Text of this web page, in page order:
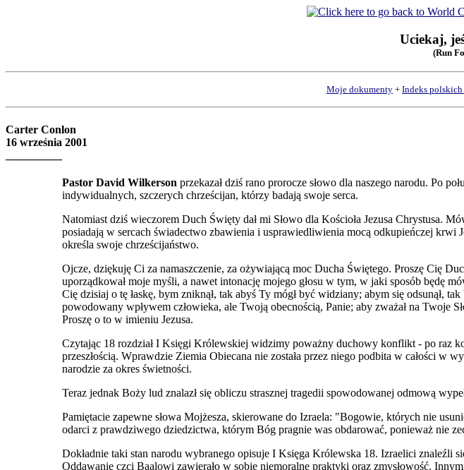
Uciekaj,
(Run
Moje dokumenty + Indeks polskich
Carter Conlon
16 września 2001
Pastor David Wilkerson przekazał dziś rano prorocze słowo dla naszego narodu. Po
indywidualnych, szczerych chrześcijan, którzy badają swoje serca.
Natomiast dziś wieczorem Duch Święty dał mi Słowo dla Kościoła Jezusa Chrystusa.
posiadają w sercach świadectwo zbawienia i usprawiedliwienia mocą odkupieńczej krwi
określa swoje chrześcijaństwo.
Ojcze, dziękuję Ci za namaszczenie, za ożywiającą moc Ducha Świętego. Proszę Cię
uporządkował moje myśli, a nawet intonację mojego głosu w tym, w jaki sposób będę
Cię dzisiaj o tę łaskę, bym zniknął, tak abyś Ty mógł być widziany; abym się odsunął,
powodowany wpływem człowieka, ale Twoją obecnością, Panie; aby zważał na
Proszę o to w imieniu Jezusa.
Czytając 18 rozdział I Księgi Królewskiej widzimy poważny duchowy konflikt - po raz
przeszłością. Wprawdzie Ziemia Obiecana nie została przez niego podbita w całości
narodzie za okres świetności.
Teraz jednak Boży lud znalazł się obliczu strasznej tragedii spowodowanej odmową
Pamiętacie zapewne słowa Mojżesza, skierowane do Izraela: "Bogowie, których nie
odarci z prawdziwego dziedzictwa, którym Bóg pragnie was obdarować, ponieważ nie
Dokładnie taki stan narodu wybranego opisuje I Księga Królewska 18. Izraelici znaleźli
Oddawanie czci Baalowi zawierało w sobie niemoralne praktyki oraz zmysłowość.